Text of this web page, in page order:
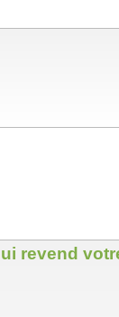
revend